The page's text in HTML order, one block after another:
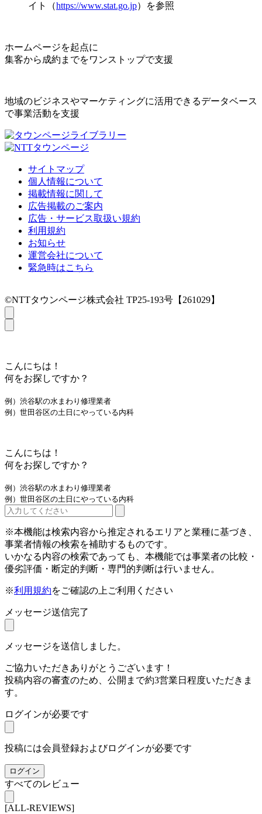
イト（https://www.stat.go.jp）を参照
ホームページを起点に
集客から成約までをワンストップで支援
地域のビジネスやマーケティングに活用できるデータベース
で事業活動を支援
サイトマップ
個人情報について
掲載情報に関して
広告掲載のご案内
広告・サービス取扱い規約
利用規約
お知らせ
運営会社について
緊急時はこちら
©NTTタウンページ株式会社 TP25-193号【261029】
こんにちは！
何をお探しですか？
例）渋谷駅の水まわり修理業者
例）世田谷区の土日にやっている内科
こんにちは！
何をお探しですか？
例）渋谷駅の水まわり修理業者
例）世田谷区の土日にやっている内科
※本機能は検索内容から推定されるエリアと業種に基づき、
事業者情報の検索を補助するものです。
いかなる内容の検索であっても、本機能では事業者の比較・
優劣評価・断定的判断・専門的判断は行いません。
※利用規約をご確認の上ご利用ください
メッセージ送信完了
メッセージを送信しました。
ご協力いただきありがとうございます！
投稿内容の審査のため、公開まで約3営業日程度いただきま
す。
ログインが必要です
投稿には会員登録およびログインが必要です
ログイン
すべてのレビュー
[ALL-REVIEWS]